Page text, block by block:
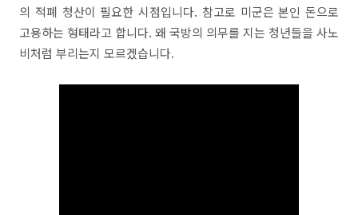
의 적폐 청산이 필요한 시점입니다. 참고로 미군은 본인 돈으로
고용하는 형태라고 합니다. 왜 국방의 의무를 지는 청년들을 사노
비처럼 부리는지 모르겠습니다.